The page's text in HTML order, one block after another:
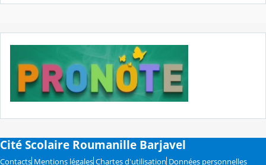
Cité Scolaire Roumanille Barjavel
Contacts Mentions légales Chartes d'utilisation Données personnelles